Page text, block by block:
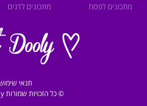
מתכונים לפסח
מתכונים לדגים
תנאי שימוש
© כל הזכויות שמורות sweetdooly